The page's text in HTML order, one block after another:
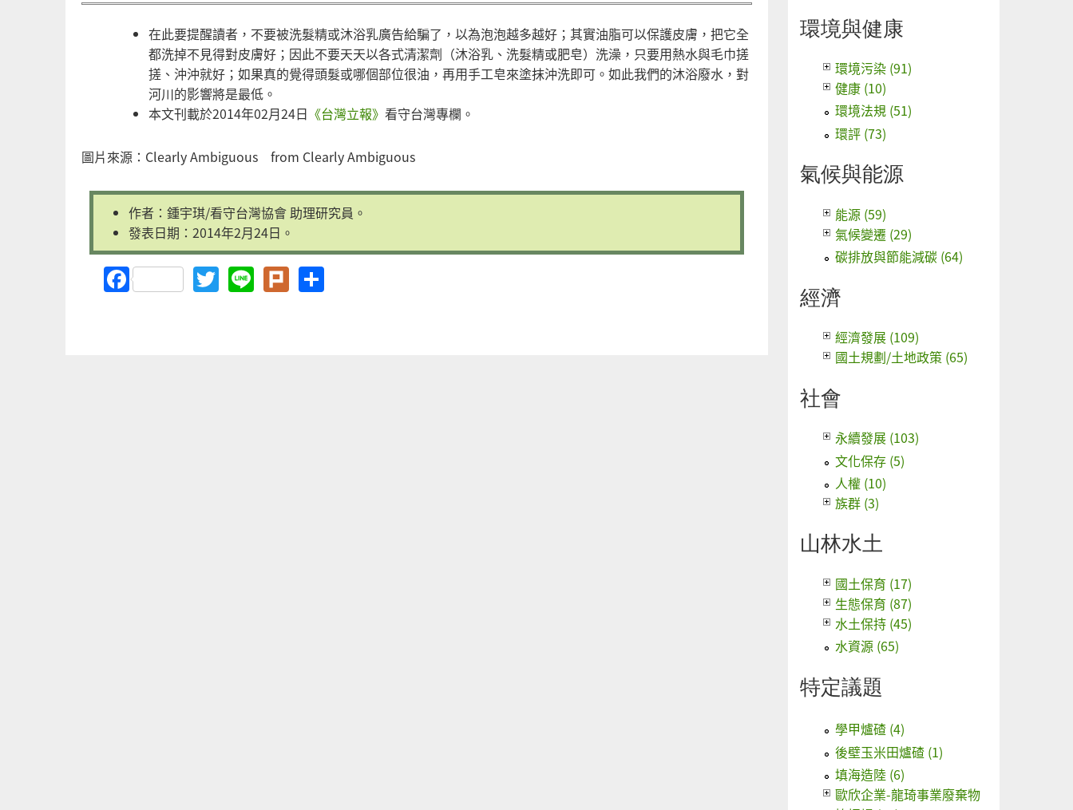
在此要提醒讀者，不要被洗髮精或沐浴乳廣告給騙了，以為泡泡越多越好；其實油脂可以保護皮膚，把它全
都洗掉不見得對皮膚好；因此不要天天以各式清潔劑（沐浴乳、洗髮精或肥皂）洗澡，只要用熱水與毛巾搓
搓、沖沖就好；如果真的覺得頭髮或哪個部位很油，再用手工皂來塗抹沖洗即可。如此我們的沐浴廢水，對
河川的影響將是最低。
本文刊載於2014年02月24日 《台灣立報》 看守台灣專欄。
圖片來源：Clearly Ambiguous from Clearly Ambiguous
作者：鍾宇琪/看守台灣協會 助理研究員。
發表日期：2014年2月24日。
FacebookTwitter
LinePlurk
環境與健康
環境污染 (91)
健康 (10)
環境法規 (51)
環評 (73)
氣候與能源
能源 (59)
氣候變遷 (29)
碳排放與節能減碳 (64)
經濟
經濟發展 (109)
國土規劃/土地政策 (65)
社會
永續發展 (103)
文化保存 (5)
人權 (10)
族群 (3)
山林水土
國土保育 (17)
生態保育 (87)
水土保持 (45)
水資源 (65)
特定議題
學甲爐碴 (4)
後壁玉米田爐碴 (1)
填海造陸 (6)
歐欣企業-龍琦事業廢棄物